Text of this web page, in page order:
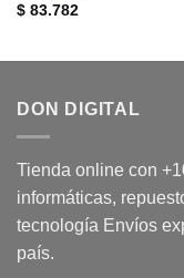
$83.782
DON DIGITAL
Tienda online con
informáticas,
tecnología Envíos
país.